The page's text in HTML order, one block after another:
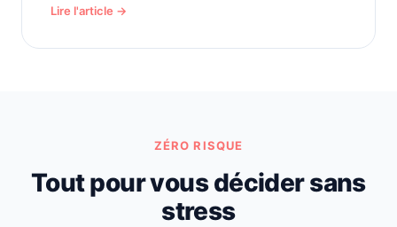
Lire l'article →
ZÉRO RISQUE
Tout pour vous décider sans
stress